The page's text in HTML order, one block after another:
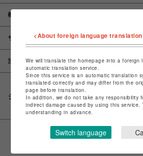
概要
サイズ
注意事項
シェアする
<About foreign language
We will translate the homepage into a foreign
automatic translation service.
Since this service is an automatic translation
translated correctly and may differ from the
page before translation.
In addition, we do not take any responsibility
indirect damage caused by using this service.
understanding in advance.
Switch language